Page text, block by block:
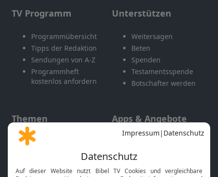
TV Programm
Programmübersicht
Tipps der Redaktion
Sendungen von A-Z
Programmheft
kostenlos anfordern
Unterstützen
Weitersagen
Beten
Spenden
Testamentsspende
Botschafter werden
Themen
Gott und Bibel erklärt
Apps & Angebote
Mobile App